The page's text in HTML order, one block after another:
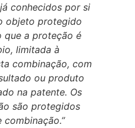
conhecidos por si
objeto protegido
que a proteção é
limitada à
combinação, com
ou produto
na patente. Os
são protegidos